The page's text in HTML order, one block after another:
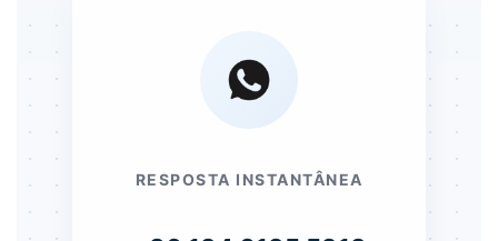
RESPOSTA INSTANTÂNEA